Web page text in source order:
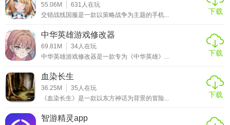
55.06M 631 人在玩
交错战线国服是一款以策略战争为主题的手机...
下载
中华英雄游戏修改器
69.81M 34人在玩
中华英雄游戏修改器是一款专为《中华英雄》...
下载
血染长生
36.25M 35 人在玩
《血染长生》是一款以东方神话为背景的冒险...
下载
智游精灵app